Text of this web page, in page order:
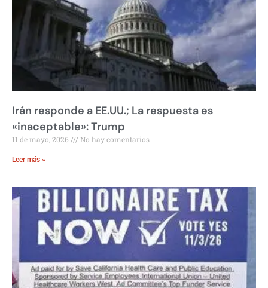
Irán responde a EE.UU.; La respuesta es
«inaceptable»: Trump
11 de mayo, 2026 No hay comentarios
Leer más »